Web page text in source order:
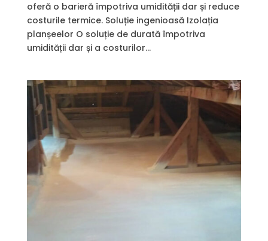
oferă o barieră împotriva umidității dar și reduce
costurile termice. Soluție ingenioasă Izolația
planșeelor O soluție de durată împotriva
umidității dar și a costurilor...